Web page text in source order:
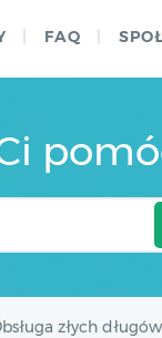
FAQ
złych